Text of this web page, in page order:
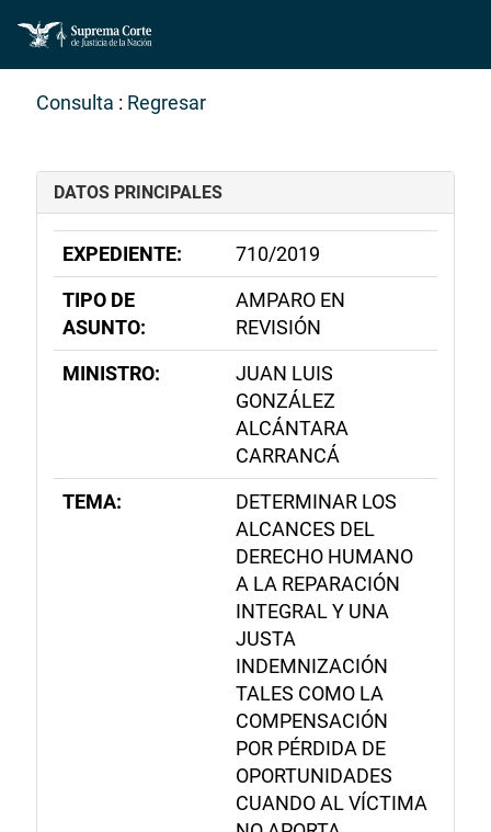
Consulta : Regresar
DATOS PRINCIPALES
EXPEDIENTE:
710/2019
TIPO DE
ASUNTO:
AMPARO EN
REVISIÓN
MINISTRO:
JUAN LUIS
GONZÁLEZ
ALCÁNTARA
CARRANCÁ
TEMA:
DETERMINAR LOS
ALCANCES DEL
DERECHO HUMANO
A LA REPARACIÓN
INTEGRAL Y UNA
JUSTA
INDEMNIZACIÓN
TALES COMO LA
COMPENSACIÓN
POR PÉRDIDA DE
OPORTUNIDADES
CUANDO AL VÍCTIMA